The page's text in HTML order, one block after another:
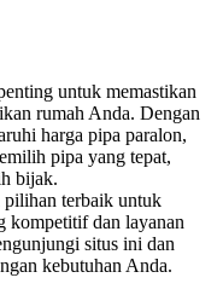
untuk memastikan
rumah Anda. Dengan
harga pipa paralon,
pipa yang tepat,
bijak.
pilihan terbaik untuk
kompetitif dan layanan
situs ini dan
kebutuhan Anda.